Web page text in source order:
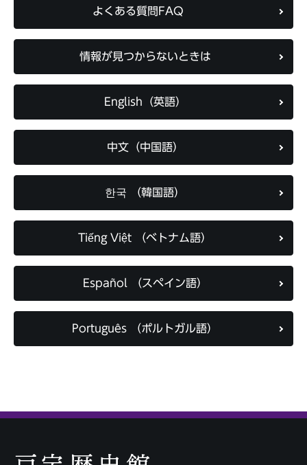
よくある質問FAQ
情報が見つからないときは
English（英語）
中文（中国語）
한국 （韓国語）
Tiếng Việt （ベトナム語）
Español （スペイン語）
Português （ポルトガル語）